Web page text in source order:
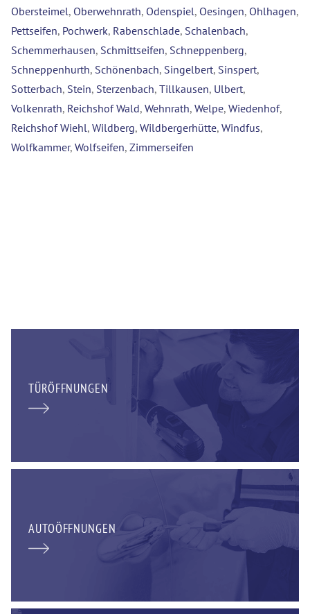
Obersteimel, Oberwehnrath, Odenspiel, Oesingen, Ohlhagen,
Pettseifen, Pochwerk, Rabenschlade, Schalenbach,
Schemmerhausen, Schmittseifen, Schneppenberg,
Schneppenhurth, Schönenbach, Singelbert, Sinspert,
Sotterbach, Stein, Sterzenbach, Tillkausen, Ulbert,
Volkenrath, Reichshof Wald, Wehnrath, Welpe, Wiedenhof,
Reichshof Wiehl, Wildberg, Wildbergerhütte, Windfus,
Wolfkammer, Wolfseifen, Zimmerseifen
TÜRÖFFNUNGEN
AUTOÖFFNUNGEN